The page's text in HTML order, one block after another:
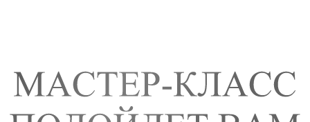
подчеркнет естественную красоту,
а не скроет её.